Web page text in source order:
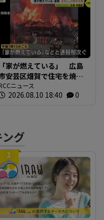
「家が燃えている」 広島
安芸区畑賀で住宅を焼く
事 2棟全焼で周辺住宅3
が一部焼損 けが人な
ニュース
2026.08.10 18:40 0
グ
2